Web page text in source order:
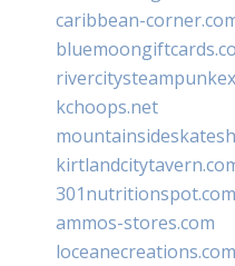
caribbean-
kchoops.net
301nutritionspot.com
ammos-stores.com
loceanecreations.com